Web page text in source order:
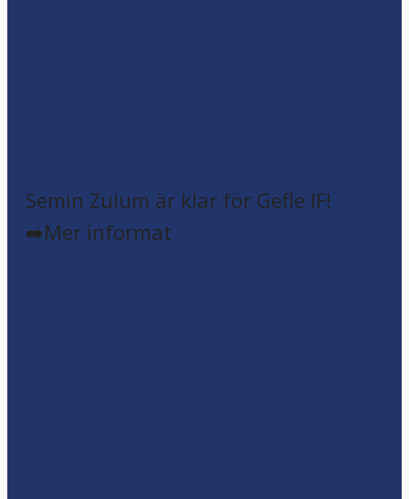
Semin Zulum är klar för Gefle IF!
➡️Mer informat